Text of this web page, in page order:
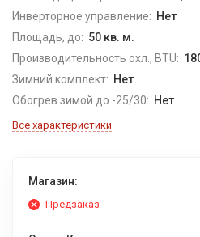
Инверторное управление: Нет
Площадь, до: 50 кв. м.
Производительность охл., BTU:
Зимний комплект: Нет
Обогрев зимой до -25/30: Нет
Все характеристики
Магазин:
Предзаказ